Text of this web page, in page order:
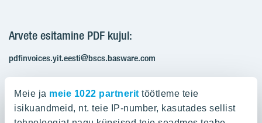
Meie ja meie 1022 partnerit töötleme teie
isikuandmeid, nt. teie IP-number, kasutades sellist
Arvete esitamine PDF kujul:
pdfinvoices.yit.eesti@bscs.basware.com
KMKR: EE100210897